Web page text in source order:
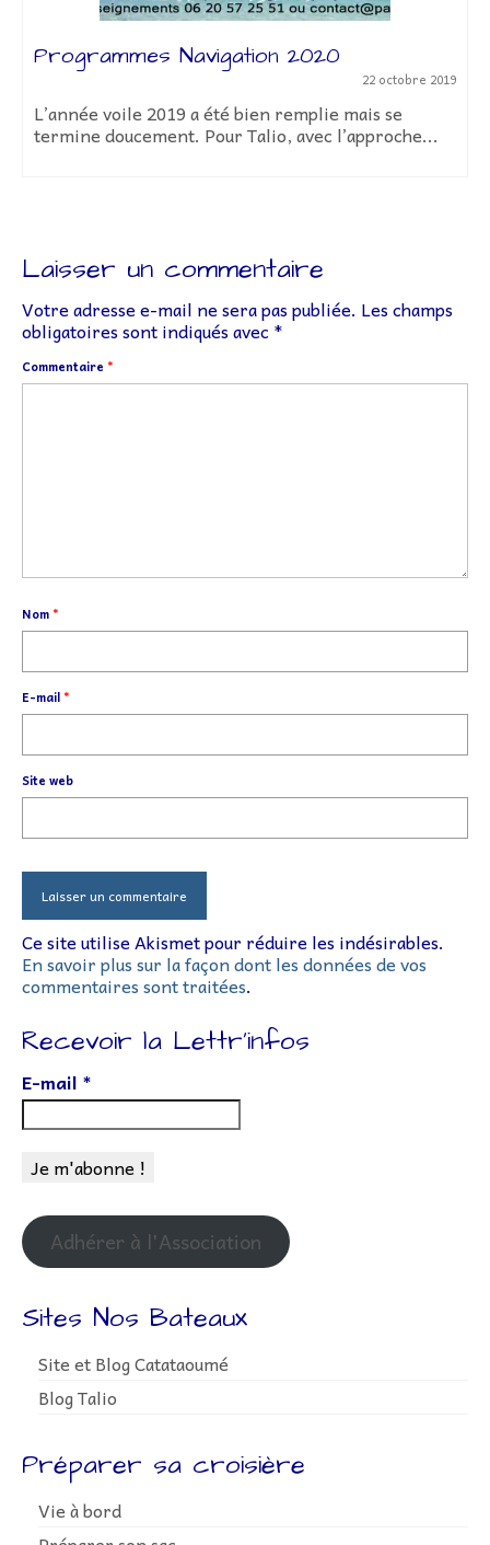
L’assemblée générale ordinaire 2026, se
déroulera JUSQU’AU 20 MARS inclus.Vous
laisser vos commentaires et voter à...
Laisser un commentaire
Votre adresse e-mail ne sera pas publiée. Les champs
obligatoires sont indiqués avec *
Commentaire *
Nom*
E-mail*
Site web
Ce site utilise Akismet pour réduire les indésirables.
En savoir plus sur la façon dont les données de vos
commentaires sont traitées.
Recevoir la Lettr’infos
E-mail *
Adhérer à l'Association
Sites Nos Bateaux
Site et Blog Catataoumé
Blog Talio
Préparer sa croisière
Vie à bord